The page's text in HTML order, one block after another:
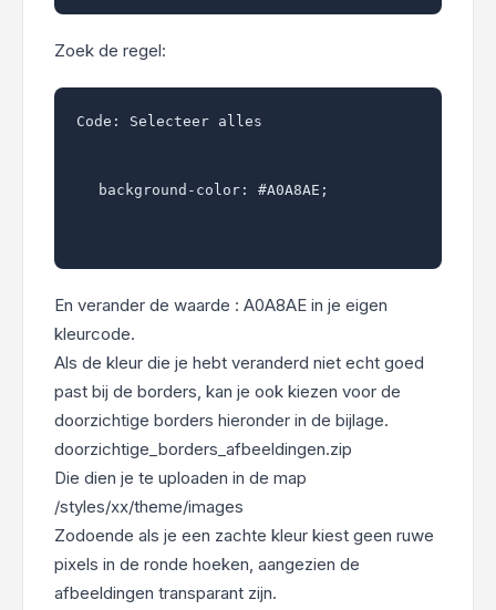
Zoek de regel:
Code: Selecteer alles
background-color: #A0A8AE;
En verander de waarde : A0A8AE in je eigen
kleurcode.
Als de kleur die je hebt veranderd niet echt goed
past bij de borders, kan je ook kiezen voor de
doorzichtige borders hieronder in de bijlage.
doorzichtige_borders_afbeeldingen.zip
Die dien je te uploaden in de map
/styles/xx/theme/images
Zodoende als je een zachte kleur kiest geen ruwe
pixels in de ronde hoeken, aangezien de
afbeeldingen transparant zijn.